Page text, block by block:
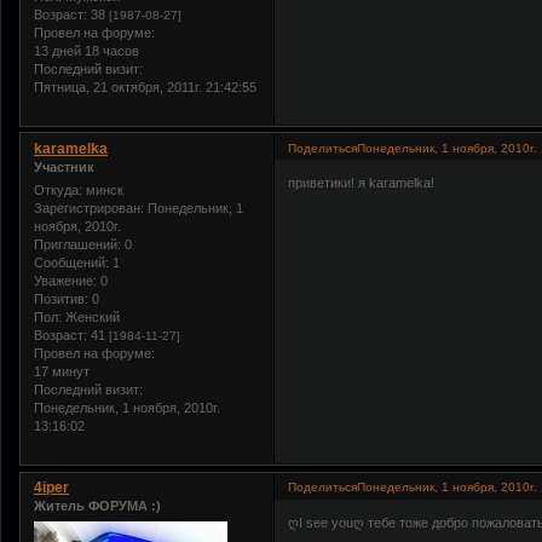
Возраст: 38 [1987-08-27]
Провел на форуме:
13 дней 18 часов
Последний визит:
Пятница, 21 октября, 2011г. 21:42:55
ПоделитьсяПонедельник, 1 ноября, 2010г.
karamelka
Участник
Откуда: минск
Зарегистрирован: Понедельник, 1
ноября, 2010г.
Приглашений: 0
Сообщений: 1
Уважение: 0
Позитив: 0
Пол: Женский
Возраст: 41 [1984-11-27]
Провел на форуме:
17 минут
Последний визит:
Понедельник, 1 ноября, 2010г.
13:16:02
приветики! я karamelka!
ПоделитьсяПонедельник, 1 ноября, 2010г.
4iper
Житель ФОРУМА :)
ღI see youღ тебе тоже добро